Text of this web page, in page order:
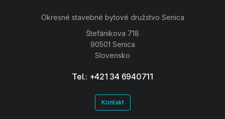
Okresné stavebné bytové družstvo Senica
Štefánikova 718
90501 Senica
Slovensko
Tel.: +421 34 6940711
Kontakt